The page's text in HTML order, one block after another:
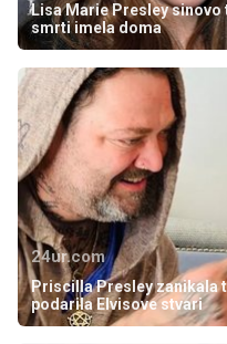
Lisa Marie Presley sinovo
smrti imela doma
24ur.com
Priscilla Presley zanikala
podarila Elvisove stvari